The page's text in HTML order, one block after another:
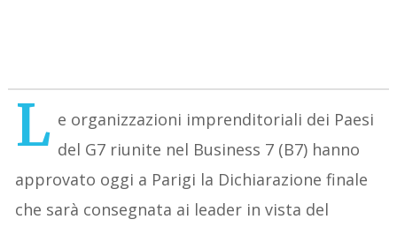
L e organizzazioni imprenditoriali dei Paesi
del G7 riunite nel Business 7 (B7) hanno
approvato oggi a Parigi la Dichiarazione finale
che sarà consegnata ai leader in vista del